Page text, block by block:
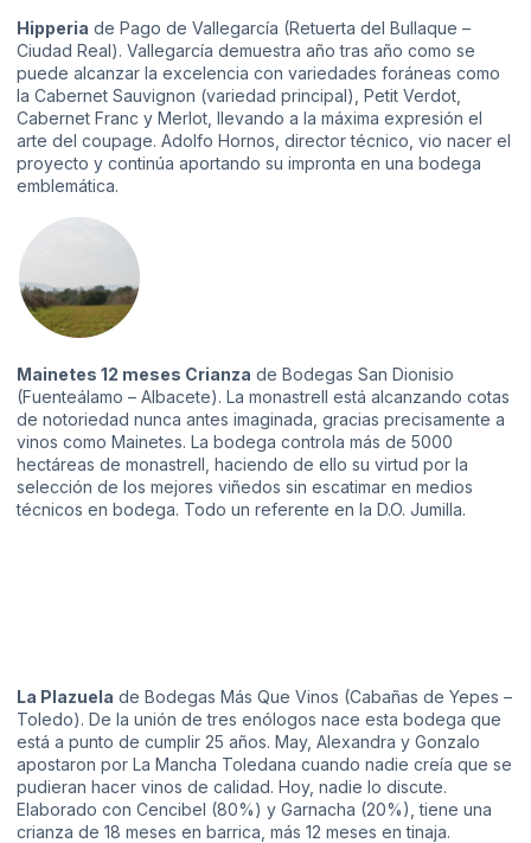
Hipperia de Pago de Vallegarcía (Retuerta del Bullaque –
Ciudad Real). Vallegarcía demuestra año tras año como se
puede alcanzar la excelencia con variedades foráneas como
la Cabernet Sauvignon (variedad principal), Petit Verdot,
Cabernet Franc y Merlot, llevando a la máxima expresión el
arte del coupage. Adolfo Hornos, director técnico, vio nacer el
proyecto y continúa aportando su impronta en una bodega
emblemática.
Mainetes 12 meses Crianza de Bodegas San Dionisio
(Fuenteálamo – Albacete). La monastrell está alcanzando cotas
de notoriedad nunca antes imaginada, gracias precisamente a
vinos como Mainetes. La bodega controla más de 5000
hectáreas de monastrell, haciendo de ello su virtud por la
selección de los mejores viñedos sin escatimar en medios
técnicos en bodega. Todo un referente en la D.O. Jumilla.
La Plazuela de Bodegas Más Que Vinos (Cabañas de Yepes –
Toledo). De la unión de tres enólogos nace esta bodega que
está a punto de cumplir 25 años. May, Alexandra y Gonzalo
apostaron por La Mancha Toledana cuando nadie creía que se
pudieran hacer vinos de calidad. Hoy, nadie lo discute.
Elaborado con Cencibel (80%) y Garnacha (20%), tiene una
crianza de 18 meses en barrica, más 12 meses en tinaja.